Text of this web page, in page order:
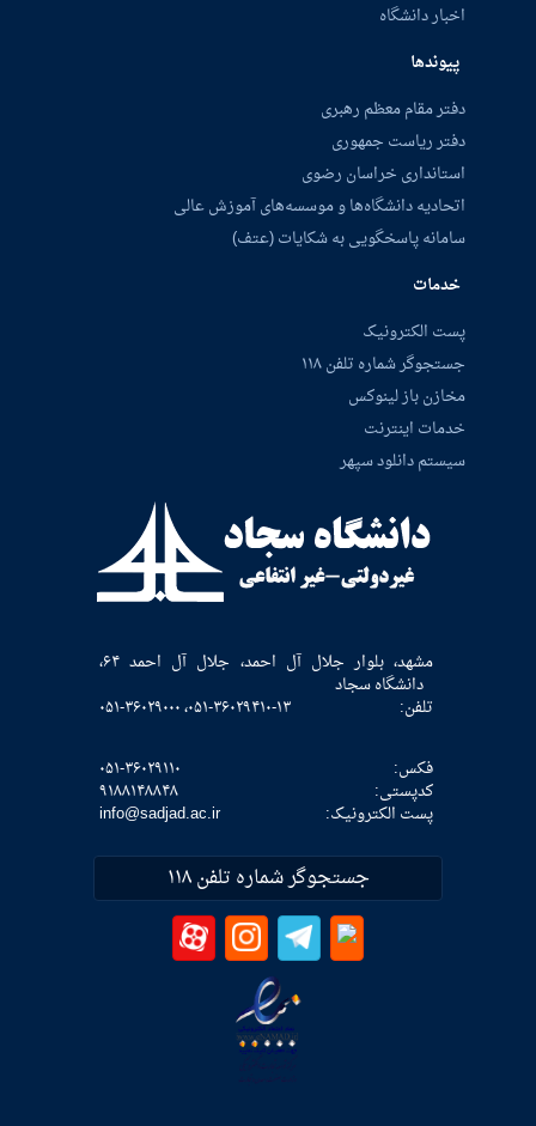
اخبار دانشگاه
پیوندها
دفتر مقام معظم رهبری
دفتر ریاست جمهوری
استانداری خراسان رضوی
اتحادیه دانشگاه‌ها و موسسه‌های آموزش عالی
سامانه پاسخگویی به شکایات (عتف)
خدمات
پست الکترونیک
جستجوگر شماره تلفن ۱۱۸
مخازن باز لینوکس
خدمات اینترنت
سیستم دانلود سپهر
مشهد، بلوار جلال آل احمد، جلال آل احمد ۶۴،
دانشگاه سجاد
تلفن: ۰۵۱-۳۶۰۲۹۴۱۰-۱۳، ۰۵۱-۳۶۰۲۹۰۰۰
فکس: ۰۵۱-۳۶۰۲۹۱۱۰
كدپستی: ۹۱۸۸۱۴۸۸۴۸
پست الکترونیک: info@sadjad.ac.ir
جستجوگر شماره تلفن ۱۱۸